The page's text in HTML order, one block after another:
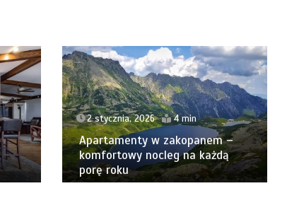
2 stycznia, 2026 4 min
Apartamenty w zakopanem –
komfortowy nocleg na każdą
porę roku